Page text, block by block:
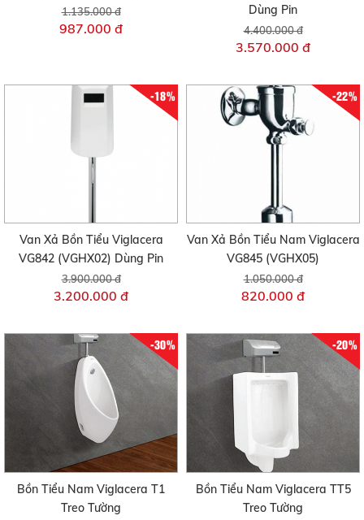
1.135.000 đ
987.000 đ
Dùng Pin
4.400.000 đ
3.570.000 đ
-18%
Van Xả Bồn Tiểu Viglacera
VG842 (VGHX02) Dùng Pin
3.900.000 đ
3.200.000 đ
-22%
Van Xả Bồn Tiểu Nam Viglacera
VG845 (VGHX05)
1.050.000 đ
820.000 đ
-30%
Bồn Tiểu Nam Viglacera T1
Treo Tường
-20%
Bồn Tiểu Nam Viglacera TT5
Treo Tường